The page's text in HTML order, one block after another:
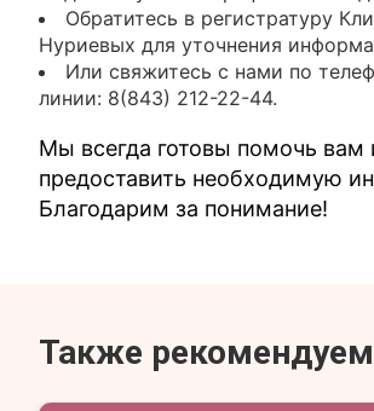
Обратитесь в регистратуру
Нуриевых для уточнения
Или свяжитесь с нами по
линии: 8(843) 212-22-44.
Мы всегда готовы помочь вам
предоставить необходимую
Благодарим за понимание!
Также рекомендуем